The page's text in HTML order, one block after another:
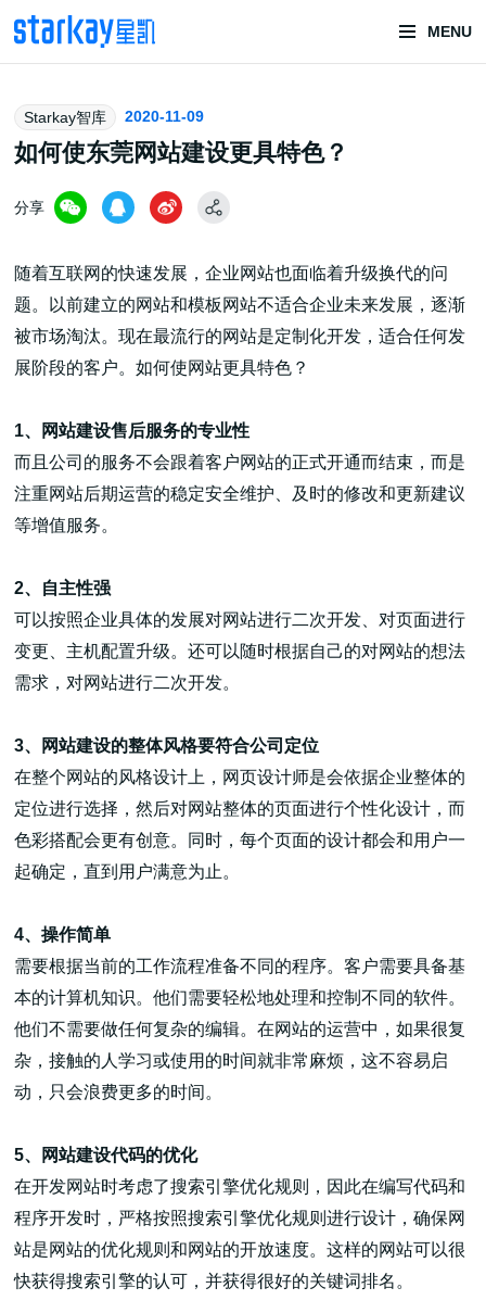
MENU
头部潮玩
技术服务商
潮玩技术解决方案
头部潮玩盲盒/谷子卡牌/二次元手办抽赏开发
一番赏/魔力赏/福袋抽赏/宝箱赏/无限赏
高端网站建设
Starkay智库 2020-11-09
如何使东莞网站建设更具特色？
分享
随着互联网的快速发展，企业网站也面临着升级换代的问
题。以前建立的网站和模板网站不适合企业未来发展，逐渐
被市场淘汰。现在最流行的网站是定制化开发，适合任何发
展阶段的客户。如何使网站更具特色？
1、网站建设售后服务的专业性
而且公司的服务不会跟着客户网站的正式开通而结束，而是
注重网站后期运营的稳定安全维护、及时的修改和更新建议
等增值服务。
2、自主性强
可以按照企业具体的发展对网站进行二次开发、对页面进行
变更、主机配置升级。还可以随时根据自己的对网站的想法
需求，对网站进行二次开发。
3、网站建设的整体风格要符合公司定位
在整个网站的风格设计上，网页设计师是会依据企业整体的
定位进行选择，然后对网站整体的页面进行个性化设计，而
色彩搭配会更有创意。同时，每个页面的设计都会和用户一
起确定，直到用户满意为止。
4、操作简单
需要根据当前的工作流程准备不同的程序。客户需要具备基
本的计算机知识。他们需要轻松地处理和控制不同的软件。
他们不需要做任何复杂的编辑。在网站的运营中，如果很复
杂，接触的人学习或使用的时间就非常麻烦，这不容易启
动，只会浪费更多的时间。
5、网站建设代码的优化
在开发网站时考虑了搜索引擎优化规则，因此在编写代码和
程序开发时，严格按照搜索引擎优化规则进行设计，确保网
站是网站的优化规则和网站的开放速度。这样的网站可以很
快获得搜索引擎的认可，并获得很好的关键词排名。